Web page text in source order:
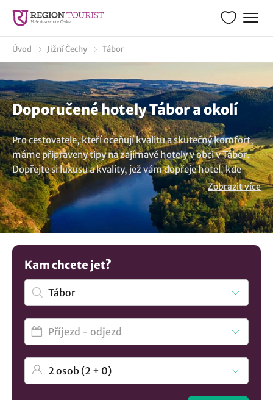
Úvod Jižní Čechy Tábor
Doporučené hotely Tábor a okolí
Pro cestovatele, kteří oceňují kvalitu a skutečný komfort,
máme připraveny tipy na zajímavé hotely v obci v Tábor.
Dopřejte si luxusu a kvality, jež vám dopřeje hotel, kde
oceníte služby na vysoké úrovni a výbornou kuchyni. A
pokud si chcete skutečně odpočinout, zkuste wellnes,
které mají v nabídce různé hotely v širokém okolí
destinace v Tábor. Tak na nic nečekejte a projděte si naši
nabídku. Určitě si vyberete. Nevybrali jste si? Mrkněte na
ubytování v lokalitě Tábor
Zobrazit více
Kam chcete jet?